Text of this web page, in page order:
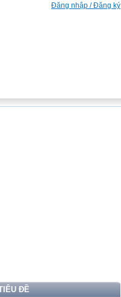
Đăng nhập / Đăng ký
ĐỀ